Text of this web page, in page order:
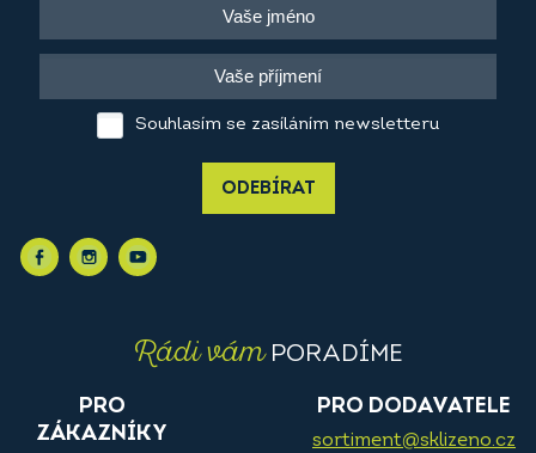
Souhlasím se zasíláním newsletteru
ODEBÍRAT
Rádi vámPORADÍME
PRO
ZÁKAZNÍKY
PRO DODAVATELE
sortiment@sklizeno.cz